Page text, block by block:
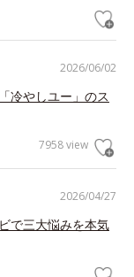
2026/06/02
冷やしユー」のス
7958 view
2026/04/27
で三大悩みを本気